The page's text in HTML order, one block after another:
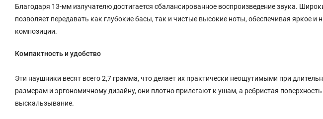
Благодаря 13-мм излучателю достигается сбалансированное воспроизведение звука.
позволяет передавать как глубокие басы, так и чистые высокие ноты, обеспечивая яркое
композиции.
Компактность и удобство
Эти наушники весят всего 2,7 грамма, что делает их практически неощутимыми при
размерам и эргономичному дизайну, они плотно прилегают к ушам, а ребристая
выскальзывание.